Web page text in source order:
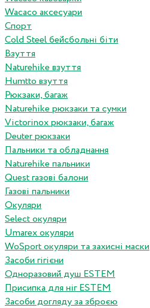
Wacaco аксесуари
Спорт
Cold Steel бейсбольні біти
Взуття
Naturehike взуття
Humtto взуття
Рюкзаки, багаж
Naturehike рюкзаки та сумки
Victorinox рюкзаки, багаж
Deuter рюкзаки
Пальники та обладнання
Naturehike пальники
Quest газові балони
Газові пальники
Окуляри
Select окуляри
Umarex окуляри
WoSport окуляри та захисні маски
Засоби гігієни
Одноразовий душ ESTEM
Присипка для ніг ESTEM
Засоби догляду за зброєю